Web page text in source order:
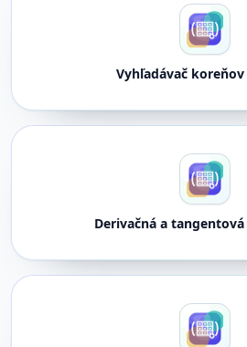
Vyhľadávač
Derivačná a